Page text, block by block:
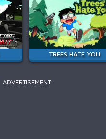
TREES HATE YOU
ADVERTISEMENT